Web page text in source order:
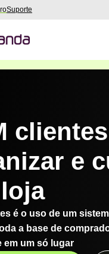
Suporte
e
é o uso de um
a base de
em um só lugar